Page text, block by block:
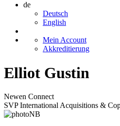
de
Deutsch
English
Mein Account
Akkreditierung
Elliot Gustin
Newen Connect
SVP International Acquisitions &